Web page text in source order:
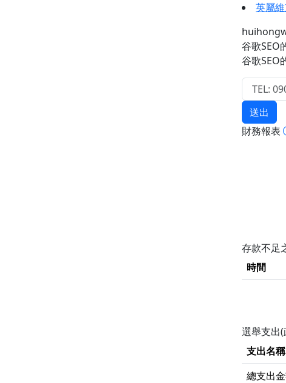
英屬
谷歌SEO
谷歌SEO
送出
財務報表
存款不足
時間
選舉支出
支出名稱
總支出